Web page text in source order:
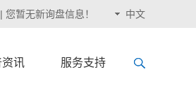
中文
| 您暂无新询盘信息！
讯 服务支持